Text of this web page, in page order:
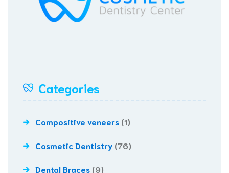
Categories
Compositive veneers (1)
Cosmetic Dentistry (76)
Dental Braces (9)